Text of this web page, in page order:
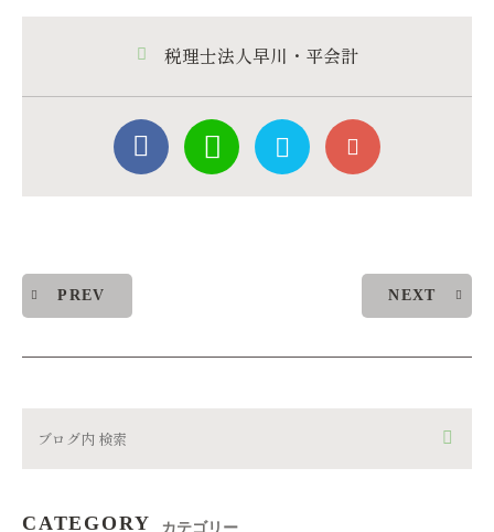
税理士法人早川・平会計
PREV NEXT
CATEGORY カテゴリー